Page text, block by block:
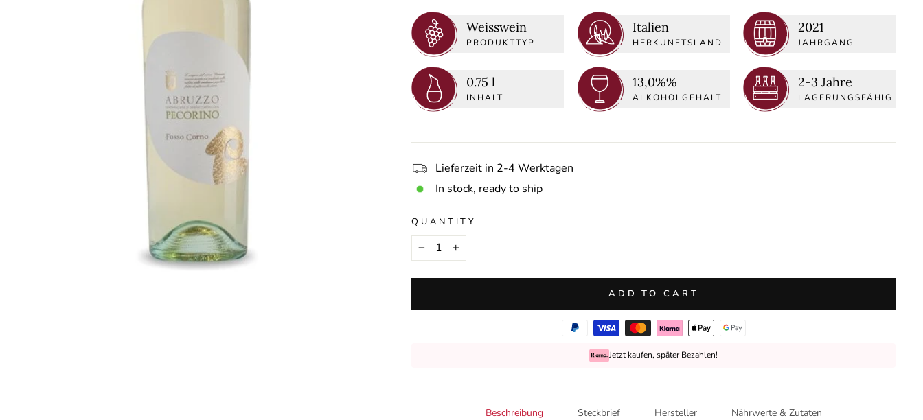
Weisswein
PRODUKTTYP
Italien
HERKUNFTSLAND
2021
JAHRGANG
0.75 l
INHALT
13,0%%
ALKOHOLGEHALT
2-3 Jahre
LAGERUNGSFÄHIG
Lieferzeit in 2-4 Werktagen
In stock, ready to ship
QUANTITY
+
ADD TO CART
Jetzt kaufen, später Bezahlen!
Beschreibung Steckbrief Hersteller Nährwerte & Zutaten